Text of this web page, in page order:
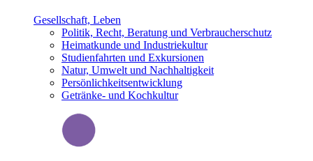
Gesellschaft, Leben
Politik, Recht, Beratung und Verbraucherschutz
Heimatkunde und Industriekultur
Studienfahrten und Exkursionen
Natur, Umwelt und Nachhaltigkeit
Persönlichkeitsentwicklung
Getränke- und Kochkultur